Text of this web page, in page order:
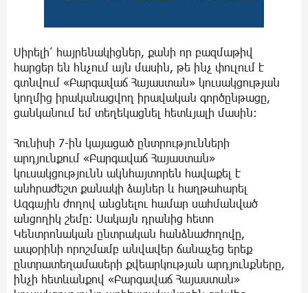
Սիրելի՛ հայրենակիցներ, քանի որ բազմաթիվ
հարցեր են հնչում այն մասին, թե ինչ փուլում է
գտնվում «Բարգավաճ Հայաստան» կուսակցության
կողմից իրականացվող իրավական գործընթացը,
ցանկանում եմ տեղեկացնել հետևյալի մասին։
Հունիսի 7-ին կայացած ընտրությունների
արդյունքում «Բարգավաճ Հայաստան»
կուսակցությունն ակնհայտորեն հավաքել է
անհրաժեշտ քանակի ձայներ և հաղթահարել
Ազգային ժողով անցնելու համար սահմանված
անցողիկ շեմը։ Սակայն դրանից հետո
Կենտրոնական ընտրական հանձնաժողովը,
ապօրինի որոշմամբ անվավեր ճանաչեց երեք
ընտրատեղամասերի քվեարկության արդյունքները,
ինչի հետևանքով «Բարգավաճ Հայաստան»